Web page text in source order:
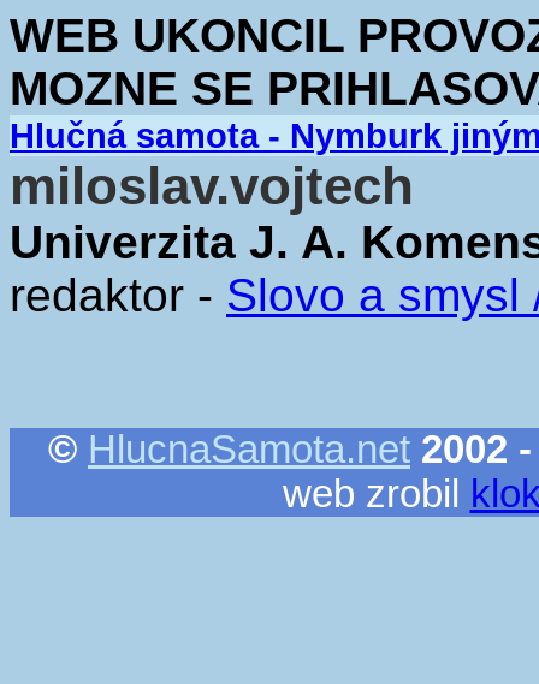
WEB UKONCIL
MOZNE SE
Hlučná samota - Nymburk
miloslav.vojtech
Univerzita J. A.
redaktor - Slovo a smysl
© HlucnaSamota.net 2002
web zrobil